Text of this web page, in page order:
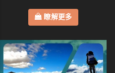
瞭解更多